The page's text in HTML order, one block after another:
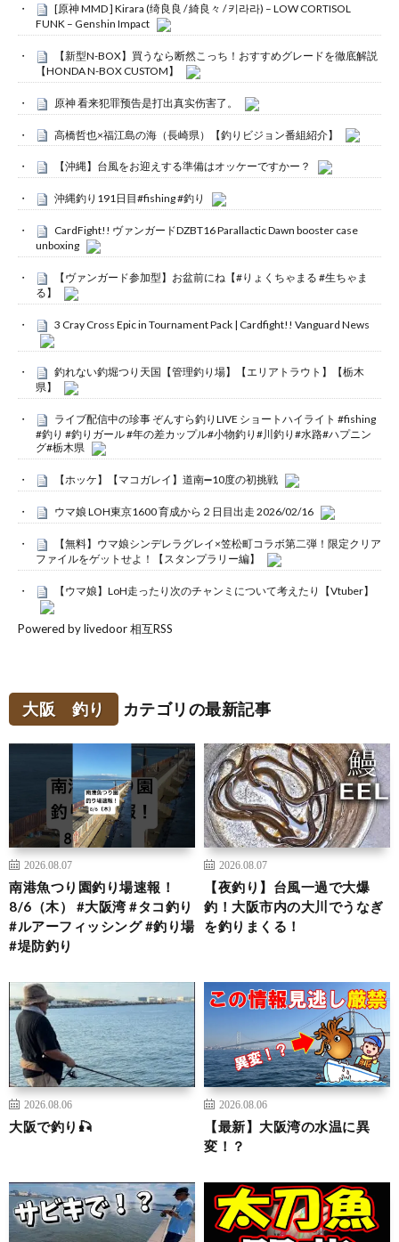
[原神 MMD ] Kirara (绮良良 / 綺良々 / 키라라) – LOW CORTISOL
FUNK – Genshin Impact
【新型N-BOX】買うなら断然こっち！おすすめグレードを徹底解説
【HONDA N-BOX CUSTOM】
原神 看来犯罪预告是打出真实伤害了。
高橋哲也×福江島の海（長崎県）【釣りビジョン番組紹介】
【沖縄】台風をお迎えする準備はオッケーですかー？
沖縄釣り191日目#fishing #釣り
CardFight!! ヴァンガードDZBT16 Parallactic Dawn booster case
unboxing
【ヴァンガード参加型】お盆前にね【#りょくちゃまる #生ちゃま
る】
3 Cray Cross Epic in Tournament Pack | Cardfight!! Vanguard News
釣れない釣堀つり天国【管理釣り場】【エリアトラウト】【栃木
県】
ライブ配信中の珍事 ぞんすら釣りLIVE ショートハイライト #fishing
#釣り #釣りガール #年の差カップル#小物釣り#川釣り#水路#ハプニン
グ#栃木県
【ホッケ】【マコガレイ】道南➖10度の初挑戦
ウマ娘 LOH東京1600 育成から２日目出走 2026/02/16
【無料】ウマ娘シンデレラグレイ×笠松町コラボ第二弾！限定クリア
ファイルをゲットせよ！【スタンプラリー編】
【ウマ娘】LoH走ったり次のチャンミについて考えたり【Vtuber】
Powered by livedoor 相互RSS
大阪 釣り カテゴリの最新記事
2026.08.07
南港魚つり園釣り場速報！
8/6（木） #大阪湾 #タコ釣り
#ルアーフィッシング #釣り場
#堤防釣り
2026.08.07
【夜釣り】台風一過で大爆
釣！大阪市内の大川でうなぎ
を釣りまくる！
2026.08.06
大阪で釣り🎣
2026.08.06
【最新】大阪湾の水温に異
変！？